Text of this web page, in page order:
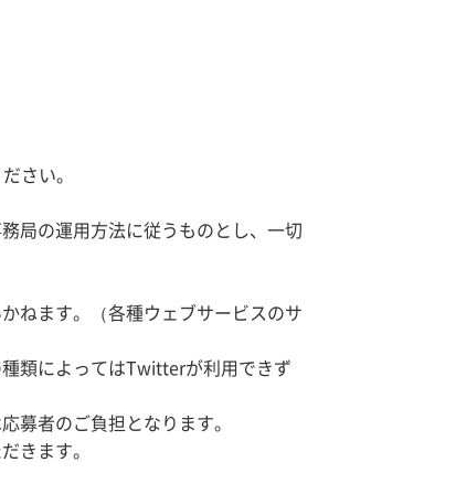
さい。
局の運用方法に従うものとし、一切
ねます。（各種ウェブサービスのサ
類によってはTwitterが利用できず
募者のご負担となります。
きます。